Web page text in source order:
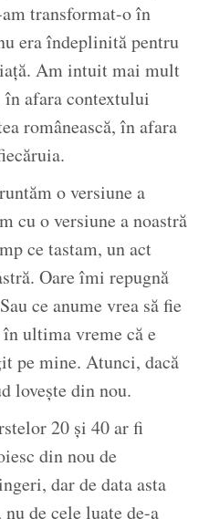
transformat-o în
era îndeplinită pentru
Am intuit mai mult
afara contextului
românească, în afara
o versiune a
cu o versiune a noastră
ce tastam, un act
Oare îmi repugnă
ce anume vrea să fie
ultima vreme că e
pe mine. Atunci, dacă
lovește din nou.
20 și 40 ar fi
din nou de
dar de data asta
de cele luate de-a